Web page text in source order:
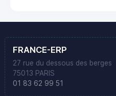
FRANCE-ERP
27 rue du dessous des berges
75013 PARIS
01 83 62 99 51